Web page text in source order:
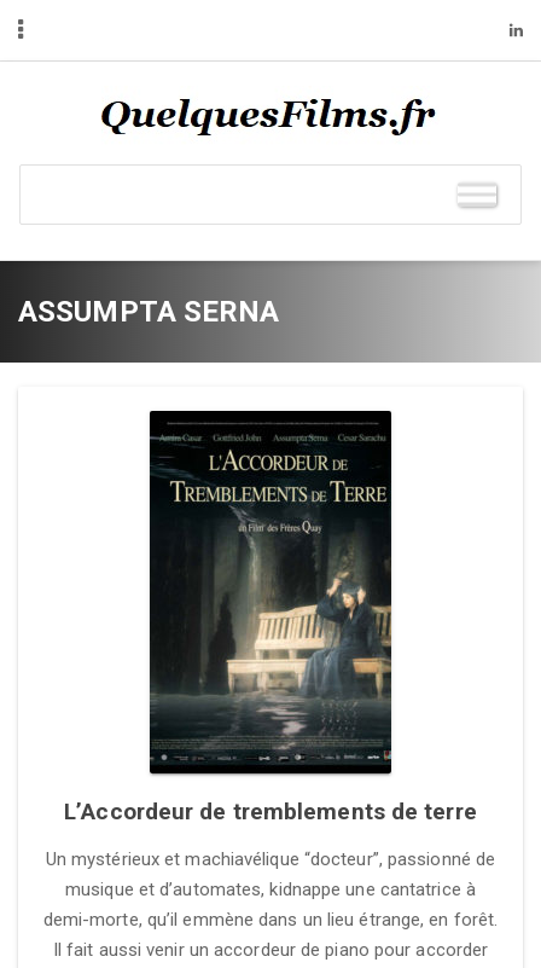
ASSUMPTA SERNA
L’Accordeur de tremblements de terre
Un mystérieux et machiavélique “docteur”, passionné de
musique et d’automates, kidnappe une cantatrice à
demi-morte, qu’il emmène dans un lieu étrange, en forêt.
Il fait aussi venir un accordeur de piano pour accorder